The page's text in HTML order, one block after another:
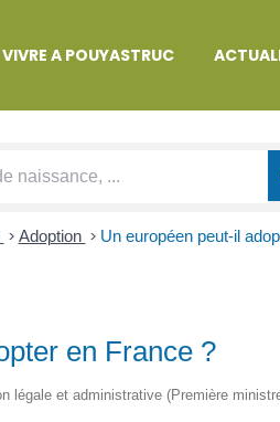
VIVRE A POUYASTRUC
> Adoption > Un européen peut-il
en France ?
légale et administrative (Première